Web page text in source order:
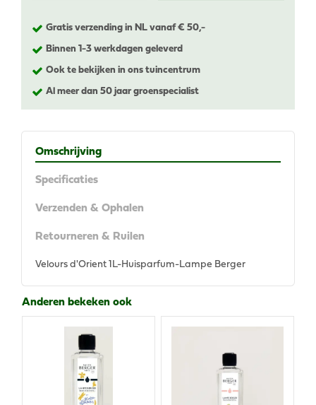
Gratis verzending in NL vanaf € 50,-
Binnen 1-3 werkdagen geleverd
Ook te bekijken in ons tuincentrum
Al meer dan 50 jaar groenspecialist
Omschrijving
Specificaties
Verzenden & Ophalen
Retourneren & Ruilen
Velours d'Orient 1L-Huisparfum-Lampe Berger
Anderen bekeken ook